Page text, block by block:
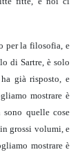
per la filosofia, e
di Sartre, è solo
già risposto, e
mostrare è
quelle cose
grossi volumi, e
mostrare è